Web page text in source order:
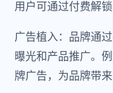
用户可通过付费解锁
广告植入：品牌通
曝光和产品推广。
牌广告，为品牌带